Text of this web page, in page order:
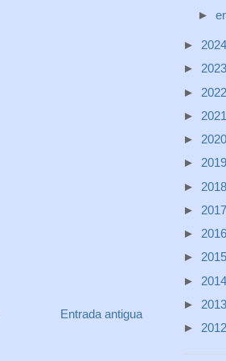
Entrada antigua
►
►
►
►
►
►
►
►
►
►
►
►
►
►